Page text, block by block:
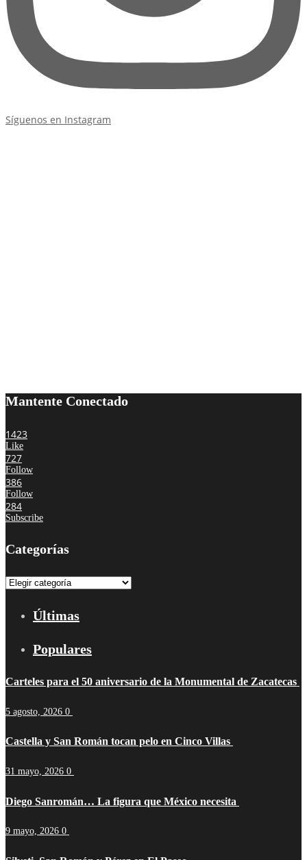
Síguenos en Instagram
Mantente Conectado
1423
Like
727
Follow
386
Follow
284
Subscribe
Categorías
Categorías
Últimas
Populares
Carteles para el 50 aniversario de la Monumental de Zacatecas
5 agosto, 2026 0
Castella y San Román tocan pelo en Cinco Villas
31 mayo, 2026 0
Diego Sanromán… La figura que México necesita
9 mayo, 2026 0